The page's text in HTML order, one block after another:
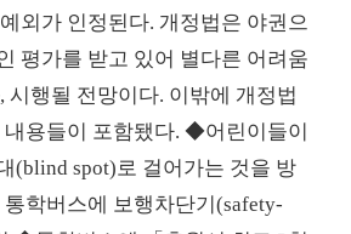
외가 인정된다. 개정법은 야권으
평가를 받고 있어 별다른 어려움
시행될 전망이다. 이밖에 개정법
내용들이 포함됐다. ◆어린이들이
(blind spot)로 걸어가는 것을 방
학버스에 보행차단기(safety-